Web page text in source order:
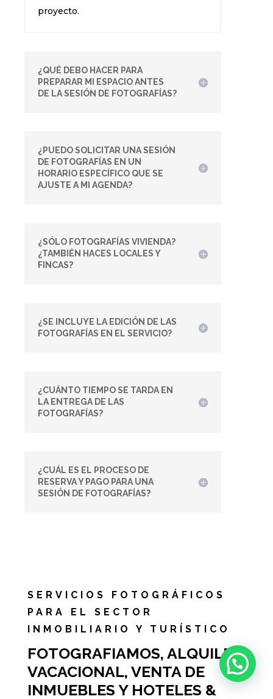
proyecto.
¿QUÉ DEBO HACER PARA
PREPARAR MI ESPACIO ANTES
DE LA SESIÓN DE FOTOGRAFÍAS?
¿PUEDO SOLICITAR UNA SESIÓN
DE FOTOGRAFÍAS EN UN
HORARIO ESPECÍFICO QUE SE
AJUSTE A MI AGENDA?
¿SÓLO FOTOGRAFÍAS VIVIENDA?
¿TAMBIÉN HACES LOCALES Y
FINCAS?
¿SE INCLUYE LA EDICIÓN DE LAS
FOTOGRAFÍAS EN EL SERVICIO?
¿CUÁNTO TIEMPO SE TARDA EN
LA ENTREGA DE LAS
FOTOGRAFÍAS?
¿CUÁL ES EL PROCESO DE
RESERVA Y PAGO PARA UNA
SESIÓN DE FOTOGRAFÍAS?
SERVICIOS FOTOGRÁFICOS
PARA EL SECTOR
INMOBILIARIO Y TURÍSTICO
FOTOGRAFIAMOS, ALQUILER
VACACIONAL, VENTA DE
INMUEBLES Y HOTELES &